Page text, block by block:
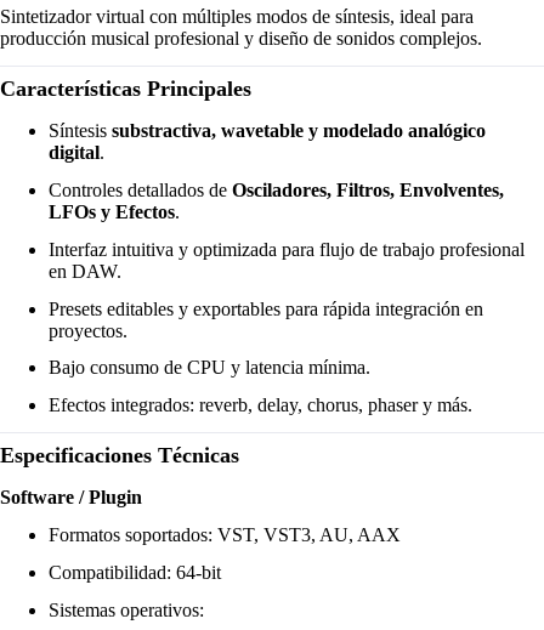
Sintetizador virtual con múltiples modos de síntesis, ideal para
producción musical profesional y diseño de sonidos complejos.
Características Principales
Síntesis substractiva, wavetable y modelado analógico
digital.
Controles detallados de Osciladores, Filtros, Envolventes,
LFOs y Efectos.
Interfaz intuitiva y optimizada para flujo de trabajo profesional
en DAW.
Presets editables y exportables para rápida integración en
proyectos.
Bajo consumo de CPU y latencia mínima.
Efectos integrados: reverb, delay, chorus, phaser y más.
Especificaciones Técnicas
Software / Plugin
Formatos soportados: VST, VST3, AU, AAX
Compatibilidad: 64-bit
Sistemas operativos: